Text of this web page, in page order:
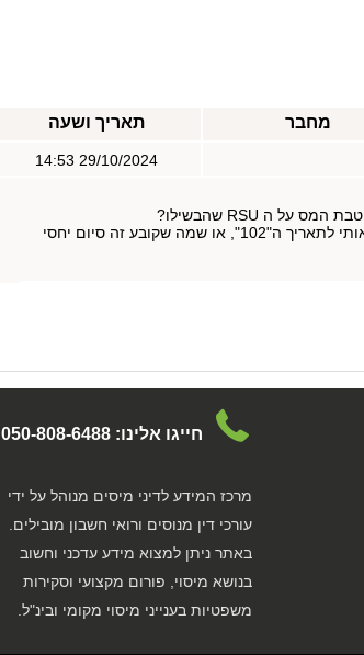
מחבר תאריך ושעה
29/10/2024 14:53
כמדומני שיש 3 חודשים מרגע העזיבה שניתנות לעובד למכור, אז אם 3 החודשים הללו מביאים אותי לתאריך ה"102", או שמה שקובע זה סיום יחסי
חייגו אלינו:050-808-6488
מרכז המידע לדיני מיסים מנוהל על ידי
עורכי דין מנוסים ורואי חשבון מובילים.
באתר ניתן למצוא מידע עדכני וחשוב
בנושא מיסוי, פורום מקצועי וסקירות
משפטיות בענייני מיסוי מקומי ובינ"ל.